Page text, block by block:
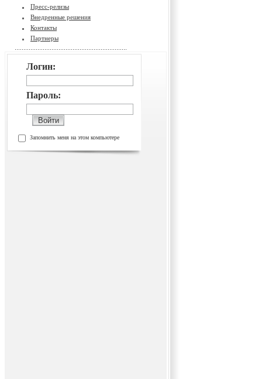
Пресс-релизы
Внедренные решения
Контакты
Партнеры
Логин:
Пароль:
Запомнить меня на этом компьютере